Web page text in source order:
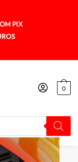
PIX
0
F700gs 2017+ Spto255 Scam